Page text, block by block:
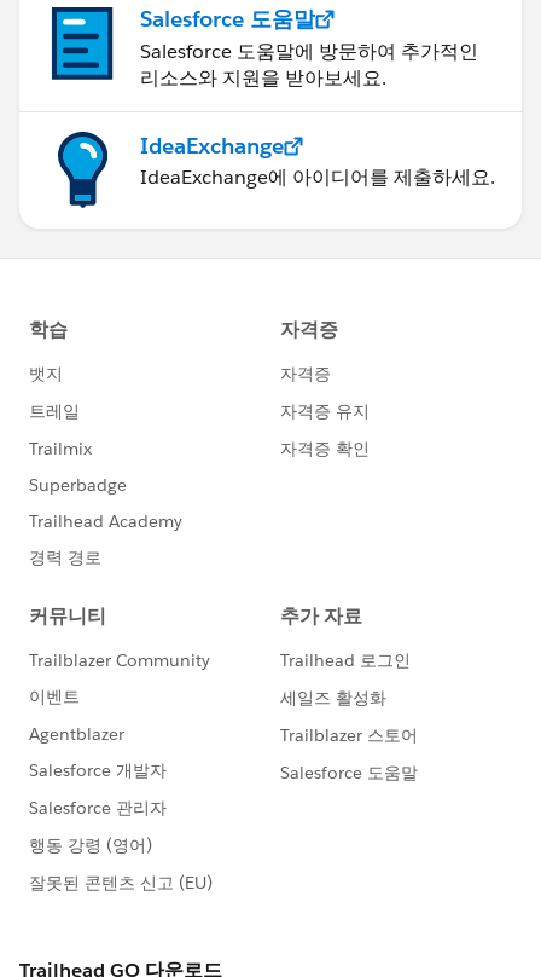
Salesforce 도움말
Salesforce 도움말에 방문하여 추가적인
리소스와 지원을 받아보세요.
IdeaExchange
IdeaExchange에 아이디어를 제출하세요.